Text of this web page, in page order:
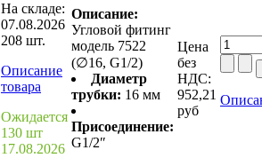
На складе:
07.08.2026
208 шт.
Описание
товара
Ожидается
130 шт
17.08.2026
Описание:
Угловой фитинг
модель 7522
(∅16, G1/2)
Диаметр
трубки: 16 мм
Присоединение:
G1/2″
Цена
без
НДС:
952,21
руб